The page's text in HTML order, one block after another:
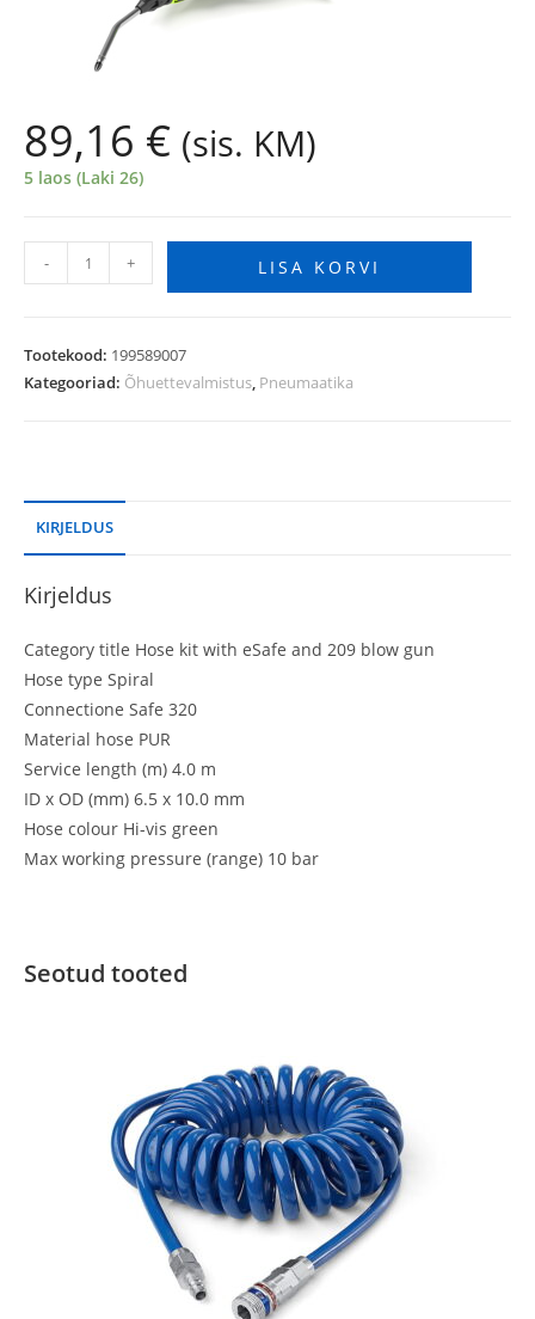
89,16 € (sis. KM)
5 laos (Laki 26)
- + LISA KORVI
Tootekood: 199589007
Kategooriad: Õhuettevalmistus, Pneumaatika
KIRJELDUS
Kirjeldus
Category title Hose kit with eSafe and 209 blow gun
Hose type Spiral
Connectione Safe 320
Material hose PUR
Service length (m) 4.0 m
ID x OD (mm) 6.5 x 10.0 mm
Hose colour Hi-vis green
Max working pressure (range) 10 bar
Seotud tooted